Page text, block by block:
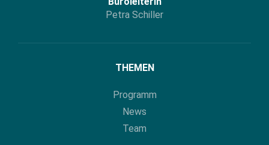
Petra Schiller
THEMEN
Programm
News
Team